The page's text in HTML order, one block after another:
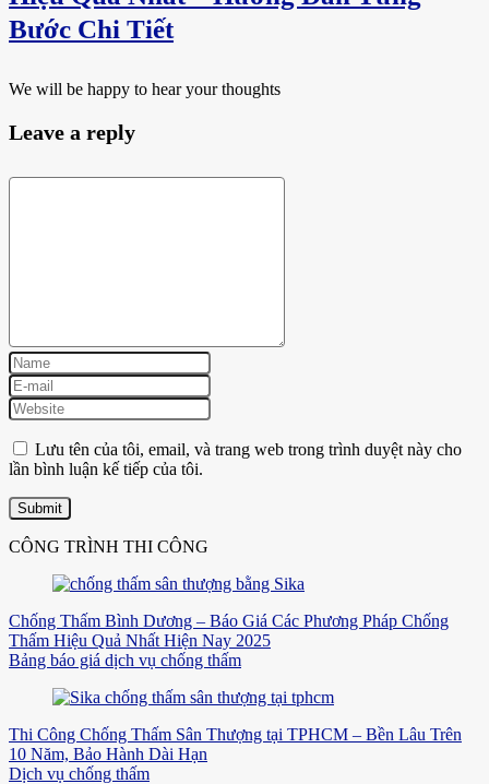
Bước Chi Tiết
We will be happy to hear your thoughts
Leave a reply
Lưu tên của tôi, email, và trang web trong trình duyệt này cho
lần bình luận kế tiếp của tôi.
CÔNG TRÌNH THI CÔNG
Chống Thấm Bình Dương – Báo Giá Các Phương Pháp Chống
Thấm Hiệu Quả Nhất Hiện Nay 2025
Bảng báo giá dịch vụ chống thấm
Thi Công Chống Thấm Sân Thượng tại TPHCM – Bền Lâu Trên
10 Năm, Bảo Hành Dài Hạn
Dịch vụ chống thấm